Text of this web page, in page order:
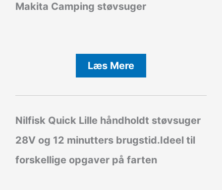
Makita Camping støvsuger
Læs Mere
Nilfisk Quick Lille håndholdt støvsuger
28V og 12 minutters brugstid.Ideel til
forskellige opgaver på farten